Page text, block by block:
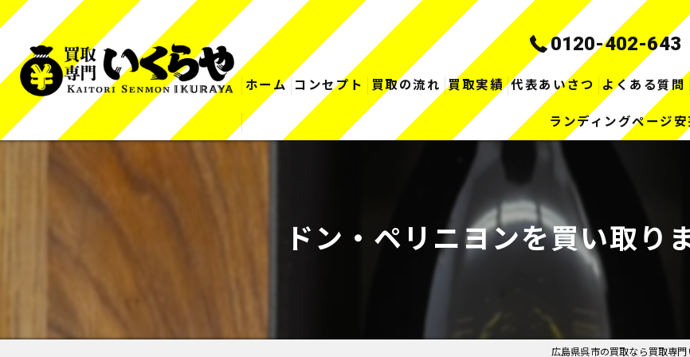
0120-402-643
ホーム コンセプト 買取の流れ 買取実績 代表あいさつ よくある質問
ランディングページ
ドン・ペリニヨンを買い取り
広島県呉市の買取なら買取専